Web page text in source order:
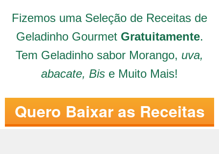
Fizemos uma Seleção de Receitas de
Geladinho GourmetGratuitamente.
Tem Geladinho sabor Morango, uva,
abacate, Bis e Muito Mais!
Quero Baixar as Receitas